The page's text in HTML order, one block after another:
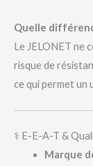
Quelle
Le JELONET ne
risque de
ce qui permet un
⚕️ E-E-A-T &
Marque